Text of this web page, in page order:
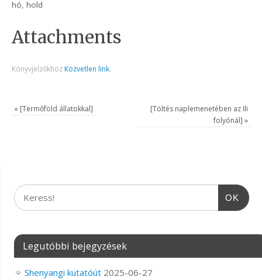
hó, hold
Attachments
Könyvjelzőkhöz Közvetlen link.
« [Termőföld állatokkal]
[Töltés naplemenetében az Ili
folyónál] »
OK
Legutóbbi bejegyzések
Shenyangi kutatóút 2025-06-27